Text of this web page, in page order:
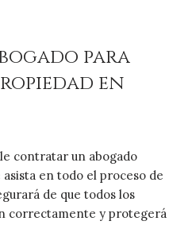
para
en
contratar un abogado
en todo el proceso de
de que todos los
correctamente y protegerá